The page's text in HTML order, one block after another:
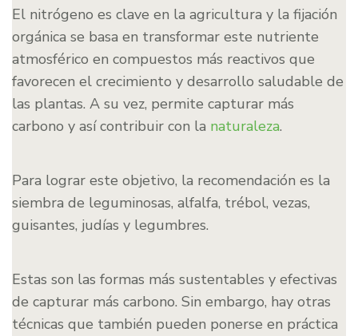
El nitrógeno es clave en la agricultura y la fijación
orgánica se basa en transformar este nutriente
atmosférico en compuestos más reactivos que
favorecen el crecimiento y desarrollo saludable de
las plantas. A su vez, permite capturar más
carbono y así contribuir con la naturaleza.
Para lograr este objetivo, la recomendación es la
siembra de leguminosas, alfalfa, trébol, vezas,
guisantes, judías y legumbres.
Estas son las formas más sustentables y efectivas
de capturar más carbono. Sin embargo, hay otras
técnicas que también pueden ponerse en práctica